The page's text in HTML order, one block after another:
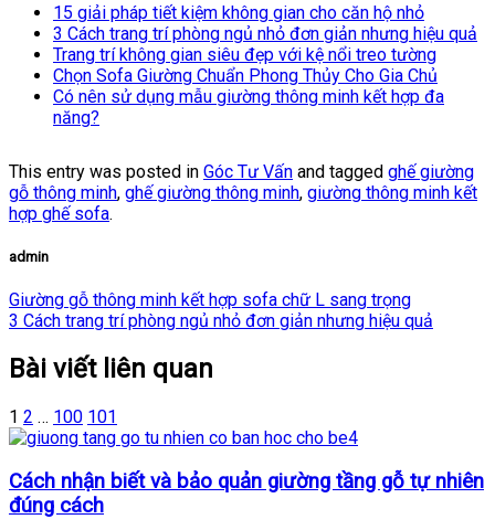
15 giải pháp tiết kiệm không gian cho căn hộ nhỏ
3 Cách trang trí phòng ngủ nhỏ đơn giản nhưng hiệu quả
Trang trí không gian siêu đẹp với kệ nổi treo tường
Chọn Sofa Giường Chuẩn Phong Thủy Cho Gia Chủ
Có nên sử dụng mẫu giường thông minh kết hợp đa
năng?
This entry was posted in Góc Tư Vấn and tagged ghế giường
gỗ thông minh, ghế giường thông minh, giường thông minh kết
hợp ghế sofa.
admin
Giường gỗ thông minh kết hợp sofa chữ L sang trọng
3 Cách trang trí phòng ngủ nhỏ đơn giản nhưng hiệu quả
Bài viết liên quan
1 2 … 100 101
Cách nhận biết và bảo quản giường tầng gỗ tự nhiên
đúng cách